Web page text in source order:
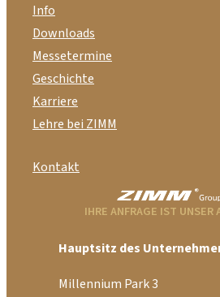
Info
Downloads
Messetermine
Geschichte
Karriere
Lehre bei ZIMM
Kontakt
IHRE ANFRAGE IST UNSER
Hauptsitz des
Millennium Park 3